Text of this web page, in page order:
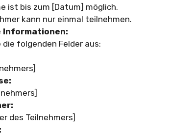
ist bis zum [Datum] möglich.
kann nur einmal teilnehmen.
Informationen:
folgenden Felder aus:
des Teilnehmers]